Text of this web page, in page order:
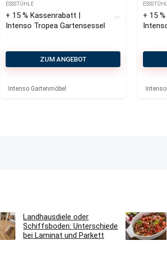
ESSSTÜHLE
+ 15 % Kassenrabatt |
Intenso Tropea Gartensessel
ZUM ANGEBOT
Intenso Gartenmöbel
+ 15
Landhausdiele oder
Schiffsboden: Unterschiede
bei Laminat und Parkett